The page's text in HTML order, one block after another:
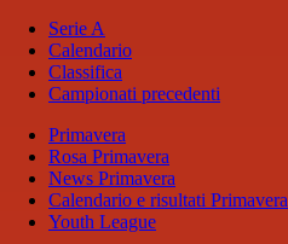
Serie A
Calendario
Classifica
Campionati precedenti
Primavera
Rosa Primavera
News Primavera
Calendario e risultati Primavera
Youth League